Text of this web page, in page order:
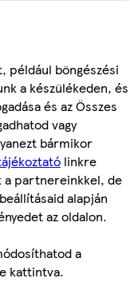
például böngészési
a készülékeden, és
és az Összes
vagy
bármikor
linkre
a partnereinkkel, de
alapján
az oldalon.
a
kattintva.